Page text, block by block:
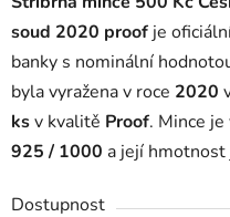
soud 2020 proof je
banky s nominální
byla vyražena v roce 2020
ksv kvalitě Proof. Mince
925 / 1000 a její hmotnost
Dostupnost